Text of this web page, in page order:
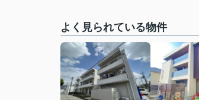
よく見られている物件